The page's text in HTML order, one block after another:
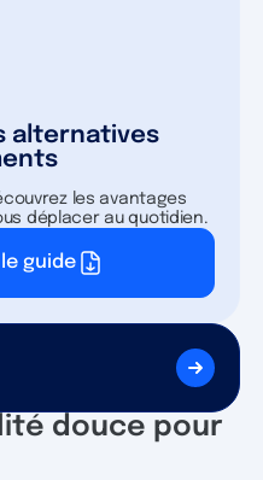
douce pour
alternatives
les avantages
déplacer au quotidien.
guide